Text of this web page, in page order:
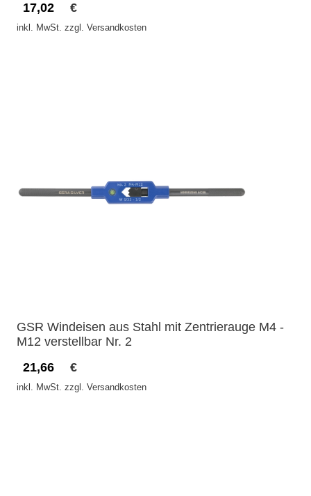
17,02
€
inkl. MwSt. zzgl. Versandkosten
GSR Windeisen aus Stahl mit Zentrierauge M4 -
M12 verstellbar Nr. 2
21,66
€
inkl. MwSt. zzgl. Versandkosten